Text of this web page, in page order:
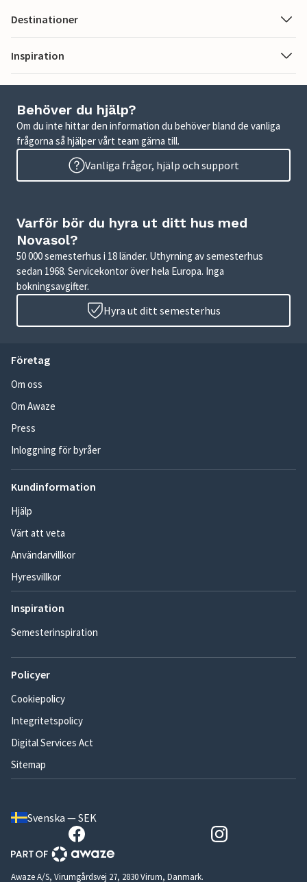
Destinationer
Inspiration
Behöver du hjälp?
Om du inte hittar den information du behöver bland de vanliga
frågorna så hjälper vårt team gärna till.
Vanliga frågor, hjälp och support
Varför bör du hyra ut ditt hus med
Novasol?
50 000 semesterhus i 18 länder. Uthyrning av semesterhus
sedan 1968. Servicekontor över hela Europa. Inga
bokningsavgifter.
Hyra ut ditt semesterhus
Företag
Om oss
Om Awaze
Press
Inloggning för byråer
Kundinformation
Hjälp
Värt att veta
Användarvillkor
Hyresvillkor
Inspiration
Semesterinspiration
Policyer
Cookiepolicy
Integritetspolicy
Digital Services Act
Sitemap
Svenska — SEK
Awaze A/S, Virumgårdsvej 27, 2830 Virum, Danmark.